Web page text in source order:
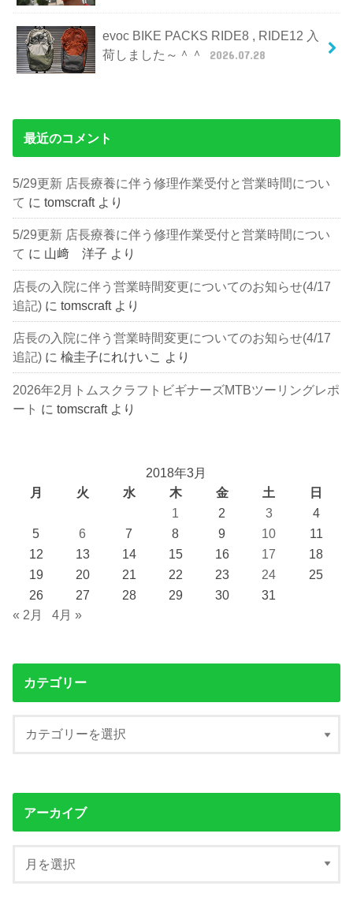
evoc BIKE PACKS RIDE8 , RIDE12 入
荷しました～＾＾
2026.07.28
最近のコメント
5/29更新 店長療養に伴う修理作業受付と営業時間につい
て にtomscraftより
5/29更新 店長療養に伴う修理作業受付と営業時間につい
て に 山﨑 洋子 より
店長の入院に伴う営業時間変更についてのお知らせ(4/17
追記) にtomscraftより
店長の入院に伴う営業時間変更についてのお知らせ(4/17
追記) に楡圭子にれけいこ より
2026年2月トムスクラフトビギナーズMTBツーリングレポ
ート にtomscraftより
2018年3月
月
火 水 木 金 土
日
1
2 3
4
5
6 7 8 9 10
11
12
13 14 15 16 17
18
19
20 21 22 23 24
25
26
27 28 29 30
31
« 2月
4月 »
カテゴリー
アーカイブ